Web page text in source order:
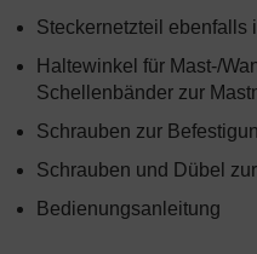
Steckernetzteil ebenfalls
Haltewinkel für Mast-/
Schellenbänder zur
Schrauben zur
Schrauben und Dübel
Bedienungsanleitung